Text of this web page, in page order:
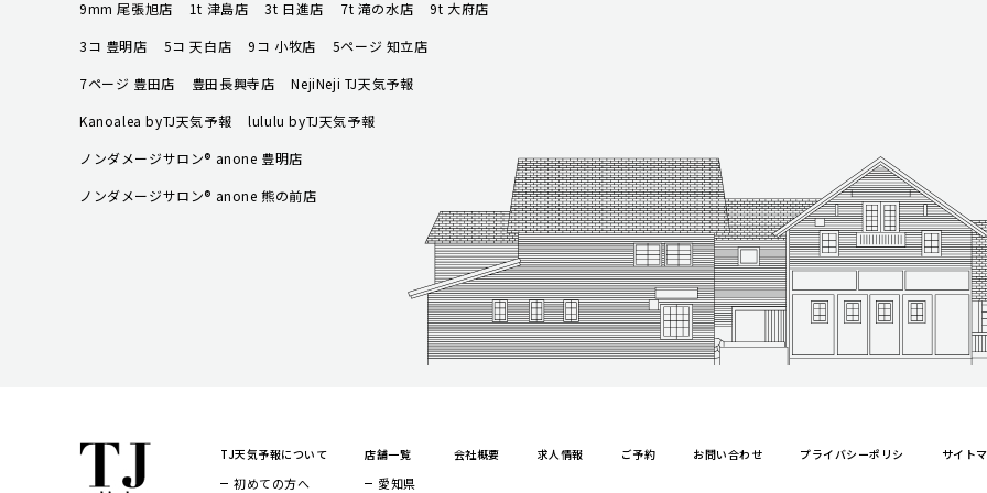
9mm 尾張旭店 1t 津島店 3t 日進店 7t 滝の水店
9t 大府店
3コ 豊明店
5コ 天白店 9コ 小牧店
5ページ 知立店
7ページ 豊田店
豊田長興寺店
NejiNeji TJ天気予報
Kanoalea byTJ天気予報
lululu byTJ天気予報
ノンダメージサロン® anone 豊明店
ノンダメージサロン® anone 熊の前店
TJ天気予報について
初めての方へ
店舗一覧
愛知県
会社概要 求人情報 ご予約 お問い合わせ プライバシーポリシ サイト